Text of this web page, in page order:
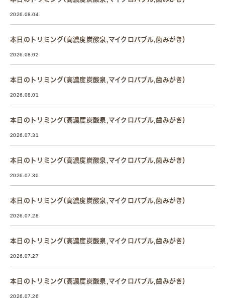
2026.08.04
本日のトリミング(高濃度炭酸泉,マイクロバブル,歯みがき）
2026.08.02
本日のトリミング(高濃度炭酸泉,マイクロバブル,歯みがき）
2026.08.01
本日のトリミング(高濃度炭酸泉,マイクロバブル,歯みがき）
2026.07.31
本日のトリミング(高濃度炭酸泉,マイクロバブル,歯みがき）
2026.07.30
本日のトリミング(高濃度炭酸泉,マイクロバブル,歯みがき）
2026.07.28
本日のトリミング(高濃度炭酸泉,マイクロバブル,歯みがき）
2026.07.27
本日のトリミング(高濃度炭酸泉,マイクロバブル,歯みがき）
2026.07.26